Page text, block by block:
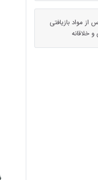
مواد بازیافتی
خلاقانه